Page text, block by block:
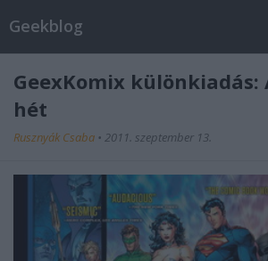
Geekblog
GeexKomix különkiadás:
hét
Rusznyák Csaba • 2011. szeptember 13.